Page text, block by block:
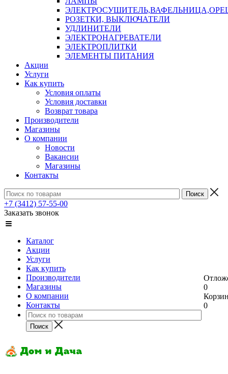
РОЗЕТКИ, ВЫКЛЮЧАТЕЛИ
УДЛИНИТЕЛИ
ЭЛЕКТРОНАГРЕВАТЕЛИ
ЭЛЕКТРОПЛИТКИ
ЭЛЕМЕНТЫ ПИТАНИЯ
Акции
Услуги
Как купить
Условия оплаты
Условия доставки
Возврат товара
Производители
Магазины
О компании
Новости
Вакансии
Магазины
Контакты
+7 (3412) 57-55-00
Заказать звонок
Каталог
Акции
Услуги
Как купить
Производители
Магазины
О компании
Контакты
0
0